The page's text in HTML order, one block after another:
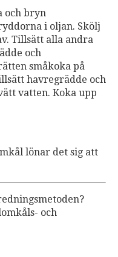
och bryn
i oljan. Skölj
Tillsätt alla andra
och
småkoka på
havregrädde och
vatten. Koka upp
lönar det sig att
och